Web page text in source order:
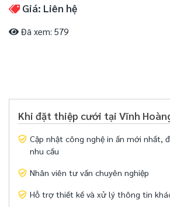
Giá: Liên hệ
Đã xem: 579
Khi đặt thiệp cưới tại Vĩnh
Cập nhật công nghệ in ấn mới nhất,
nhu cầu
Nhân viên tư vấn chuyên nghiệp
Hỗ trợ thiết kế và xử lý thông tin